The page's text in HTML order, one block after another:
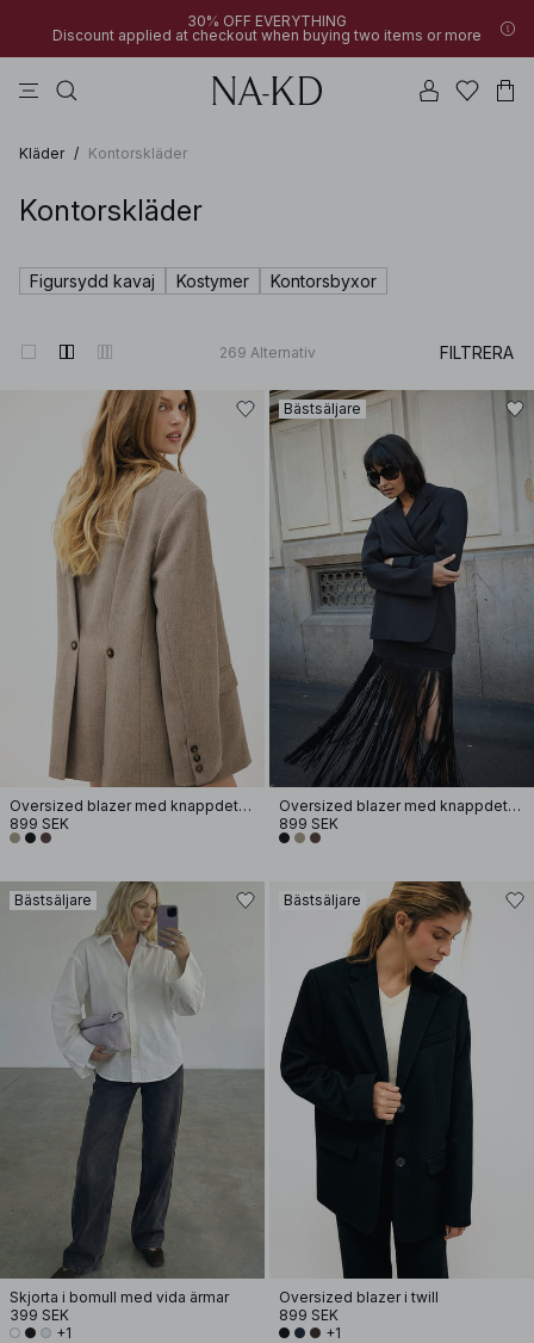
30% OFF EVERYTHING
Discount applied at checkout when buying two items or more
Kläder / Kontorskläder
Kontorskläder
Figursydd kavaj Kostymer Kontorsbyxor
269 Alternativ FILTRERA
Oversized blazer med knappdetalj i ryggen
899 SEK
Bästsäljare
Oversized blazer med knappdetalj i ryggen
899 SEK
Bästsäljare
Skjorta i bomull med vida ärmar
399 SEK
+1
Bästsäljare
Oversized blazer i twill
899 SEK
+1